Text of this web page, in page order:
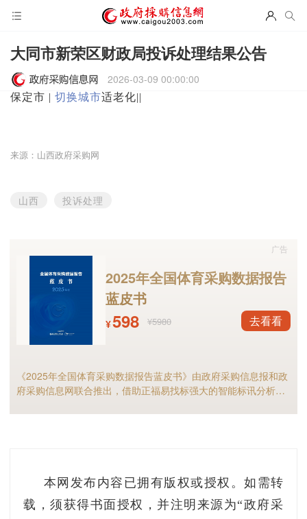
大同市新荣区财政局投诉处理结果公告
2026-03-09 00:00:00
保定市 | 切换城市适老化||
来源：山西政府采购网
山西 投诉处理
2025年全国体育采购数据报告
蓝皮书
¥598 ¥5980 去看看
《2025年全国体育采购数据报告蓝皮书》由政府采购信息报和政
府采购信息网联合推出，借助正福易找标强大的智能标讯分析能
广告
本网发布内容已拥有版权或授权。如需转
载，须获得书面授权，并注明来源为“政府采